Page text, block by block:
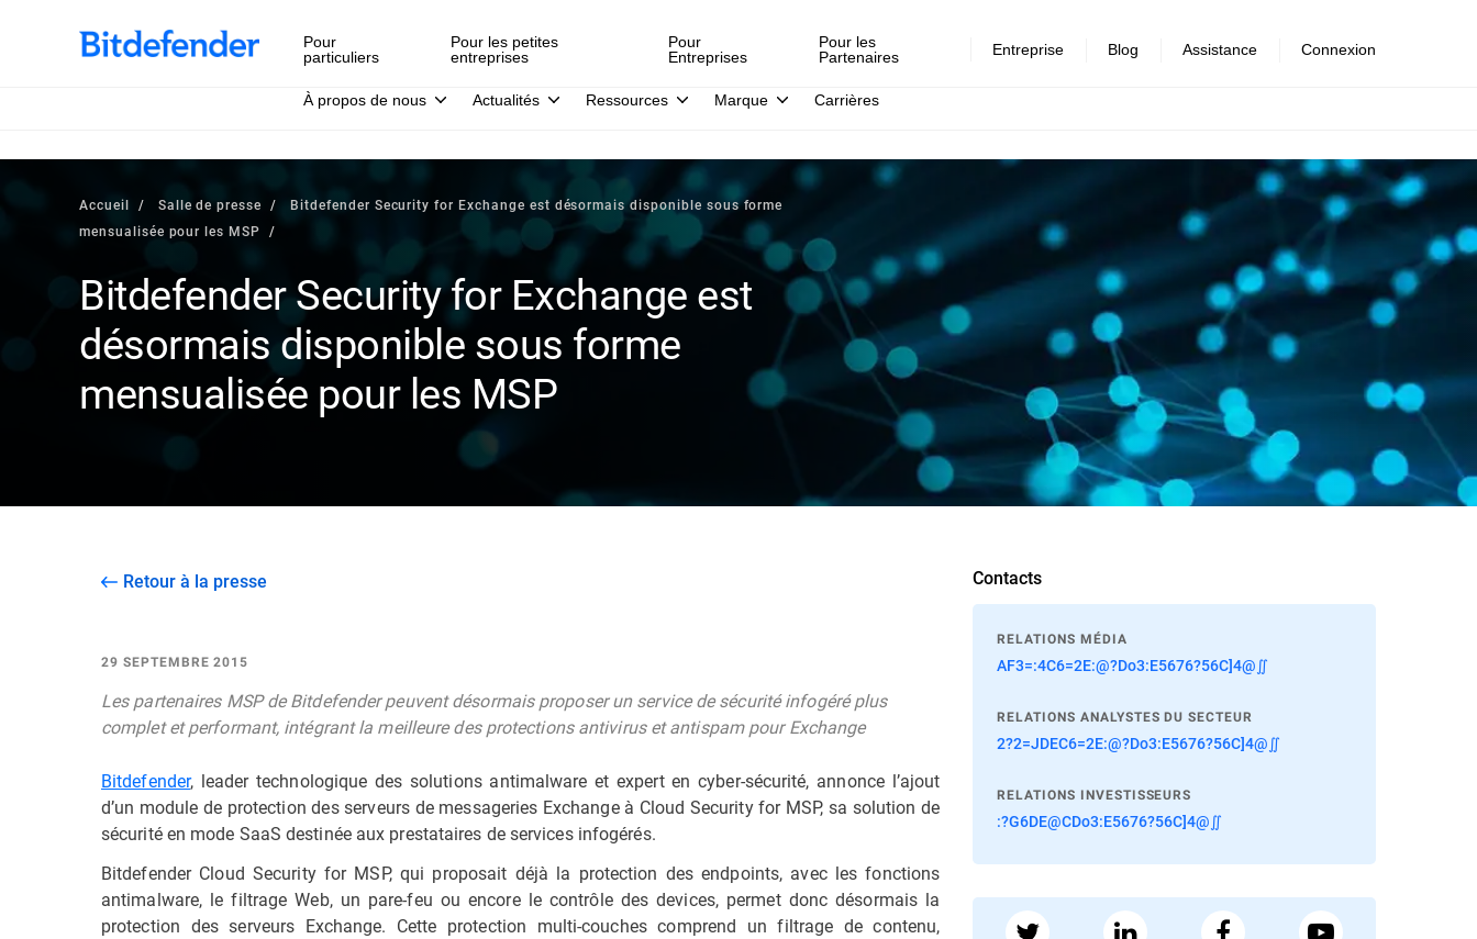
Pour
particuliers
Pour les petites
entreprises
Pour
Entreprises
Pour les
Partenaires
Entreprise
À propos de nous Actualités Ressources Marque Carrières
Blog Assistance Connexion
Accueil Salle de presse
Bitdefender Security for Exchange est désormais disponible sous forme
mensualisée pour les MSP
Bitdefender Security for Exchange est
désormais disponible sous forme
mensualisée pour les MSP
Retour à la presse
29 SEPTEMBRE 2015
Les partenaires MSP de Bitdefender peuvent désormais proposer un service de sécurité infogéré plus
complet et performant, intégrant la meilleure des protections antivirus et antispam pour Exchange
Bitdefender, leader technologique des solutions antimalware et expert en cyber-sécurité, annonce l’ajout
d’un module de protection des serveurs de messageries Exchange à Cloud Security for MSP, sa solution de
sécurité en mode SaaS destinée aux prestataires de services infogérés.
Bitdefender Cloud Security for MSP, qui proposait déjà la protection des endpoints, avec les fonctions
antimalware, le filtrage Web, un pare-feu ou encore le contrôle des devices, permet donc désormais la
protection des serveurs Exchange. Cette protection multi-couches comprend un filtrage de contenu,
Contacts
RELATIONS MÉDIA
AF3=:4C6=2E:@?Do3:E5676?56C]4@∬
RELATIONS ANALYSTES DU SECTEUR
2?2=JDEC6=2E:@?Do3:E5676?56C]4@∬
RELATIONS INVESTISSEURS
:?G6DE@CDo3:E5676?56C]4@∬